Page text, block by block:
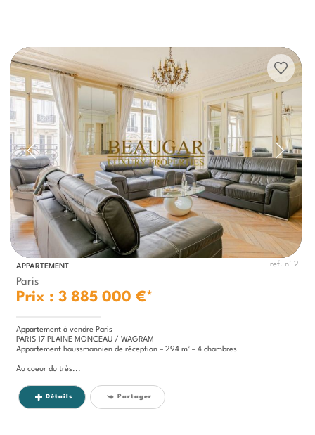
APPARTEMENT ref. n° 2
Paris
Prix : 3 885 000 €*
Appartement à vendre Paris
PARIS 17 PLAINE MONCEAU / WAGRAM
Appartement haussmannien de réception – 294 m² – 4 chambres
Au coeur du très...
Détails Partager